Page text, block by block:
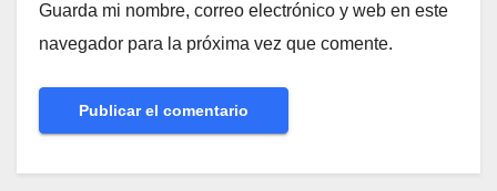
Guarda mi nombre, correo electrónico y web en este
navegador para la próxima vez que comente.